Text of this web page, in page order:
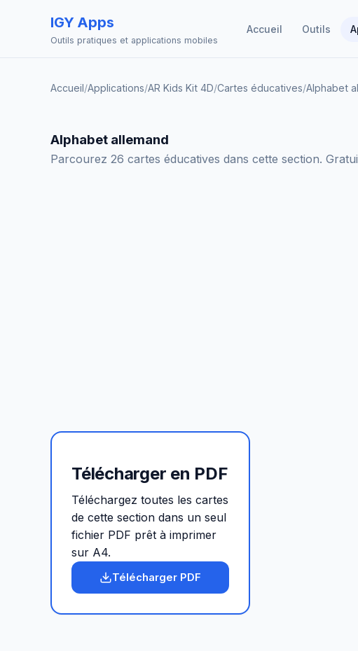
IGY Apps
Outils pratiques et applications mobiles
Accueil Outils
Accueil/Applications/AR Kids Kit 4D/Cartes éducatives/Alphabet
Alphabet allemand
Parcourez 26 cartes éducatives dans cette section.
Télécharger en PDF
Téléchargez toutes les cartes
de cette section dans un seul
fichier PDF prêt à imprimer
sur A4.
Télécharger PDF